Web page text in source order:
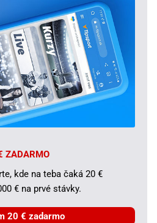
ZADARMO
kde na teba čaká 20 €
€ na prvé stávky.
20 € zadarmo